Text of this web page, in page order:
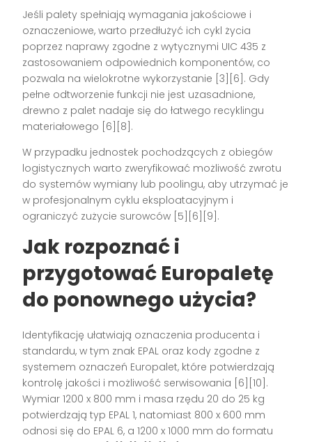
Jeśli palety spełniają wymagania jakościowe i
oznaczeniowe, warto przedłużyć ich cykl życia
poprzez naprawy zgodne z wytycznymi UIC 435 z
zastosowaniem odpowiednich komponentów, co
pozwala na wielokrotne wykorzystanie [3][6]. Gdy
pełne odtworzenie funkcji nie jest uzasadnione,
drewno z palet nadaje się do łatwego recyklingu
materiałowego [6][8].
W przypadku jednostek pochodzących z obiegów
logistycznych warto zweryfikować możliwość zwrotu
do systemów wymiany lub poolingu, aby utrzymać je
w profesjonalnym cyklu eksploatacyjnym i
ograniczyć zużycie surowców [5][6][9].
Jak rozpoznać i
przygotować Europaletę
do ponownego użycia?
Identyfikację ułatwiają oznaczenia producenta i
standardu, w tym znak EPAL oraz kody zgodne z
systemem oznaczeń Europalet, które potwierdzają
kontrolę jakości i możliwość serwisowania [6][10].
Wymiar 1200 x 800 mm i masa rzędu 20 do 25 kg
potwierdzają typ EPAL 1, natomiast 800 x 600 mm
odnosi się do EPAL 6, a 1200 x 1000 mm do formatu